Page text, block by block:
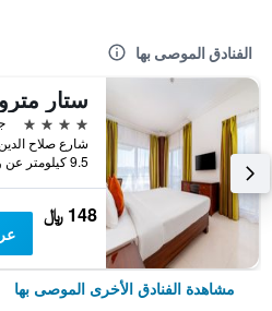
الفنادق الموصى بها
4 نجوم
9.5 كيلومتر عن وسط المدينة
148 ﷼
مشاهدة الفنادق الأخرى الموصى بها